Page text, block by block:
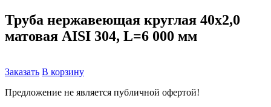
Труба нержавеющая круглая 40х2,0
матовая AISI 304, L=6 000 мм
Заказать В корзину
Предложение не является публичной офертой!